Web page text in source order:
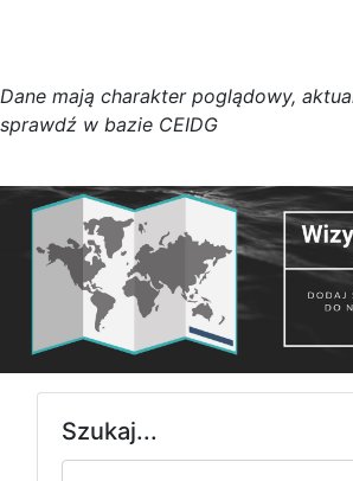
Dane mają charakter poglądowy, aktua
sprawdź w bazie CEIDG
Szukaj...